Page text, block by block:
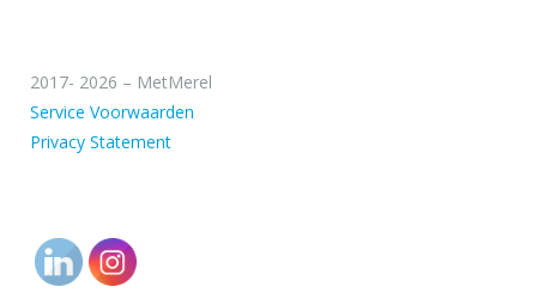
2017- 2026 – MetMerel
Service Voorwaarden
Privacy Statement